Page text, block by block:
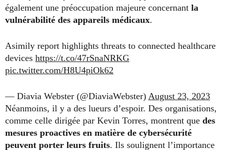
également une préoccupation majeure concernant la
vulnérabilité des appareils médicaux.
Asimily report highlights threats to connected healthcare
devices https://t.co/47rSnaNRKG
pic.twitter.com/H8U4piOk62
— Diavia Webster (@DiaviaWebster) August 23, 2023
Néanmoins, il y a des lueurs d’espoir. Des organisations,
comme celle dirigée par Kevin Torres, montrent que des
mesures proactives en matière de cybersécurité
peuvent porter leurs fruits. Ils soulignent l’importance